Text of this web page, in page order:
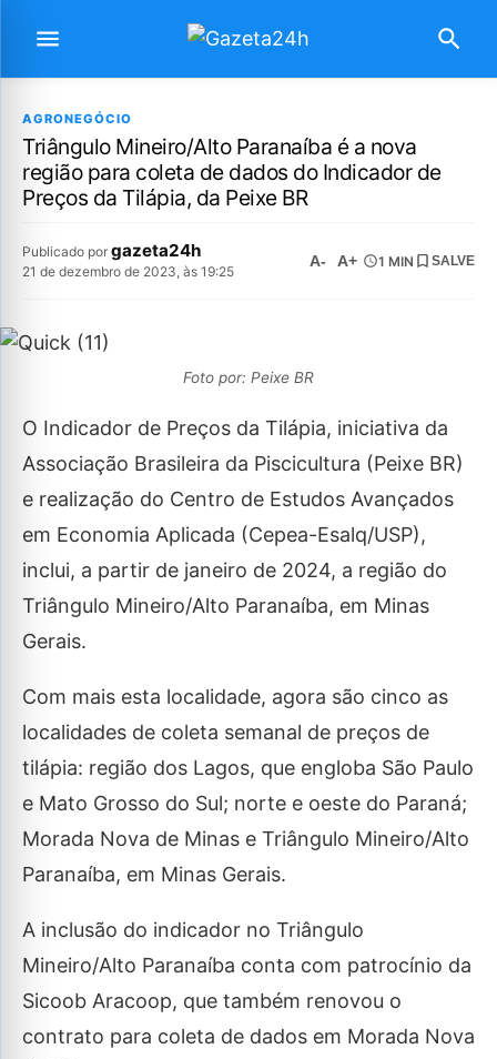
AGRONEGÓCIO
Triângulo Mineiro/Alto Paranaíba é a nova
região para coleta de dados do Indicador de
Preços da Tilápia, da Peixe BR
Publicado por gazeta24h
21 de dezembro de 2023, às 19:25
A- A+ 1 MIN SALVE
Foto por: Peixe BR
O Indicador de Preços da Tilápia, iniciativa da
Associação Brasileira da Piscicultura (Peixe BR)
e realização do Centro de Estudos Avançados
em Economia Aplicada (Cepea-Esalq/USP),
inclui, a partir de janeiro de 2024, a região do
Triângulo Mineiro/Alto Paranaíba, em Minas
Gerais.
Com mais esta localidade, agora são cinco as
localidades de coleta semanal de preços de
tilápia: região dos Lagos, que engloba São Paulo
e Mato Grosso do Sul; norte e oeste do Paraná;
Morada Nova de Minas e Triângulo Mineiro/Alto
Paranaíba, em Minas Gerais.
A inclusão do indicador no Triângulo
Mineiro/Alto Paranaíba conta com patrocínio da
Sicoob Aracoop, que também renovou o
contrato para coleta de dados em Morada Nova